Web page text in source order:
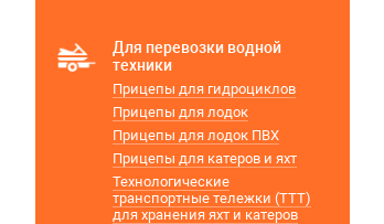
Для перевозки водной
техники
Прицепы для гидроциклов
Прицепы для лодок
Прицепы для лодок ПВХ
Прицепы для катеров и яхт
Технологические
транспортные тележки (ТТТ)
для хранения яхт и катеров